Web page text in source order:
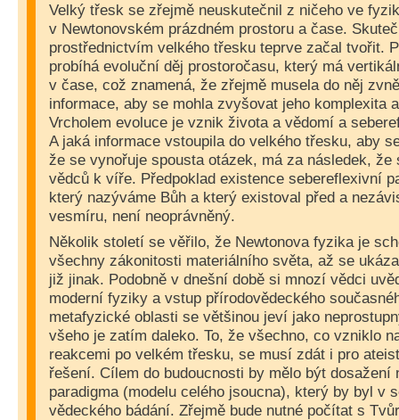
Velký třesk se zřejmě neuskutečnil z ničeho ve
v Newtonovském prázdném prostoru a čase.
prostřednictvím velkého třesku teprve začal tvořit.
probíhá evoluční děj prostoročasu, který má
v čase, což znamená, že zřejmě musela do něj
informace, aby se mohla zvyšovat jeho komplexita
Vrcholem evoluce je vznik života a vědomí a
A jaká informace vstoupila do velkého třesku, aby
že se vynořuje spousta otázek, má za následek,
vědců k víře. Předpoklad existence sebereflexivní
který nazýváme Bůh a který existoval před a
vesmíru, není neoprávněný.
Několik století se věřilo, že Newtonova fyzika je
všechny zákonitosti materiálního světa, až se
již jinak. Podobně v dnešní době si mnozí vědci
moderní fyziky a vstup přírodovědeckého
metafyzické oblasti se většinou jeví jako
všeho je zatím daleko. To, že všechno, co vzniklo
reakcemi po velkém třesku, se musí zdát i pro
řešení. Cílem do budoucnosti by mělo být dosažení
paradigma (modelu celého jsoucna), který by byl v
vědeckého bádání. Zřejmě bude nutné počítat s